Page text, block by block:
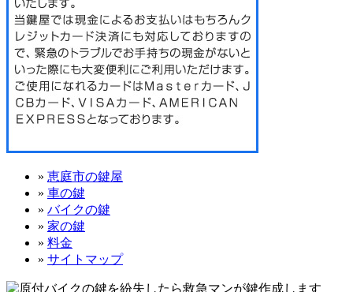
» 恵庭市の鍵屋
» 車の鍵
» バイクの鍵
» 家の鍵
» 料金
» サイトマップ